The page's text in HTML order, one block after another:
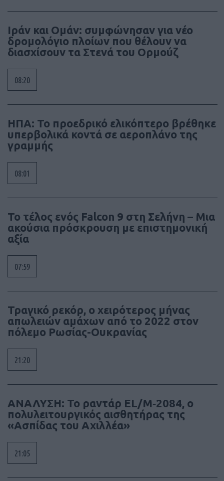
Ιράν και Ομάν: συμφώνησαν για νέο
δρομολόγιο πλοίων που θέλουν να
διασχίσουν τα Στενά του Ορμούζ
08:20
ΗΠΑ: Το προεδρικό ελικόπτερο βρέθηκε
υπερβολικά κοντά σε αεροπλάνο της
γραμμής
08:01
Το τέλος ενός Falcon 9 στη Σελήνη – Μια
ακούσια πρόσκρουση με επιστημονική
αξία
07:59
Τραγικό ρεκόρ, ο χειρότερος μήνας
απωλειών αμάχων από το 2022 στον
πόλεμο Ρωσίας-Ουκρανίας
21:20
ΑΝΑΛΥΣΗ: To ραντάρ EL/M‑2084, ο
πολυλειτουργικός αισθητήρας της
«Ασπίδας του Αχιλλέα»
21:05